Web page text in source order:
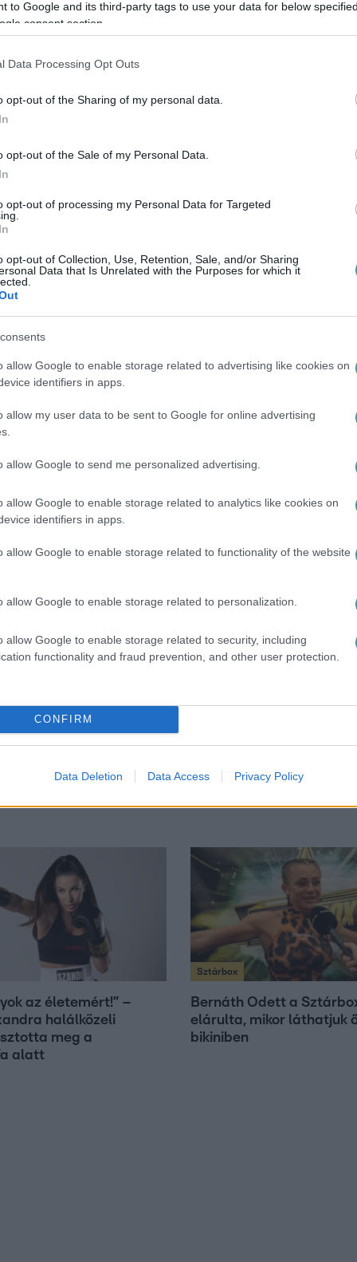
to Google and its third-party tags to use your data for below
consent section.
Data Processing Opt Outs
opt-out of the Sharing of my personal data.
opt-out of the Sale of my Personal Data.
opt-out of processing my Personal Data for Targeted
opt-out of Collection, Use, Retention, Sale, and/or Sharing
Data that Is Unrelated with the Purposes for which it
allow Google to enable storage related to advertising like cookies on
identifiers in apps.
allow my user data to be sent to Google for online advertising
allow Google to send me personalized advertising.
allow Google to enable storage related to analytics like cookies on
identifiers in apps.
allow Google to enable storage related to functionality of the website
allow Google to enable storage related to personalization.
allow Google to enable storage related to security, including
functionality and fraud prevention, and other user protection.
CONFIRM
Data Deletion Data Access Privacy Policy
Eddig hamarabb megnyert mindent fejben, mint
Már kiskorában is bokszolónak öltözött farsangon,
megígérte, hogy hazaviszi az övet, így
lett két kisfiúnak, Nolennek és Závennek. Az
számára ez a szerep. A magánéletéről keveset
az életében.
rója az utakat.
sportokat próbál ki.
meg életével kapcsolatos pillanatokat.
az életemért!” –
halálközeli
meg a
alatt
Sztárbox
Bernáth Odett a
elárulta, mikor láthatjuk
bikiniben